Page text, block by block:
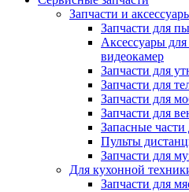
Запчасти и
Запчасти для
Аксессуары
видеокамер
Запчасти для
Запчасти для
Запчасти для
Запчасти для
Запасные части
Пульты
Запчасти для
Для кухонной
Запчасти для